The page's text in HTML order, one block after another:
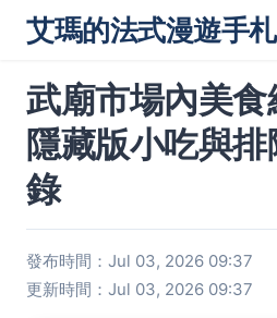
艾瑪的法式漫遊手札
武廟市場內美食
隱藏版小吃與
錄
發布時間：Jul 03, 2026 09:37
更新時間：Jul 03, 2026 09:37